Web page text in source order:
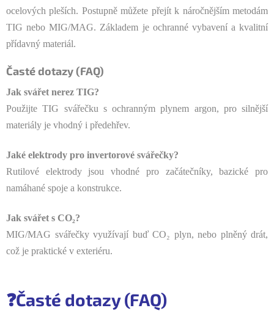
ocelových pleších. Postupně můžete přejít k náročnějším metodám
TIG nebo MIG/MAG. Základem je ochranné vybavení a kvalitní
přídavný materiál.
Časté dotazy (FAQ)
Jak svářet nerez TIG?
Použijte TIG svářečku s ochranným plynem argon, pro silnější
materiály je vhodný i předehřev.
Jaké elektrody pro invertorové svářečky?
Rutilové elektrody jsou vhodné pro začátečníky, bazické pro
namáhané spoje a konstrukce.
Jak svářet s CO₂?
MIG/MAG svářečky využívají buď CO₂ plyn, nebo plněný drát,
což je praktické v exteriéru.
❓Časté dotazy (FAQ)